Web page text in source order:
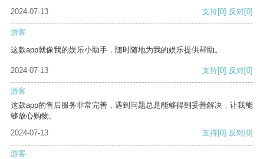
2024-07-13 支持[0] 反对[0]
游客
这款app就像我的娱乐小助手，随时随地为我的娱乐提供帮助。
2024-07-13 支持[0] 反对[0]
游客
这款app的售后服务非常完善，遇到问题总是能够得到妥善解决，让我能
够放心购物。
2024-07-13
支持[0] 反对[0]
游客